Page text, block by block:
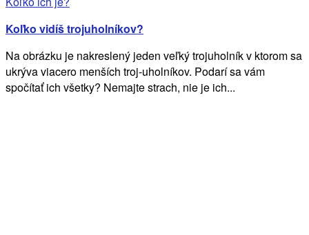
Koľko vidíš trojuholníkov?
Na obrázku je nakreslený jeden veľký trojuholník v ktorom sa
ukrýva viacero menších troj-uholníkov. Podarí sa vám
spočítať ich všetky? Nemajte strach, nie je ich...